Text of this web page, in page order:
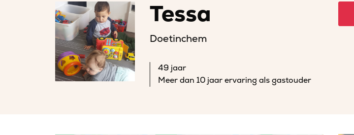
Tessa
Doetinchem
49 jaar
Meer dan 10 jaar ervaring als gastouder